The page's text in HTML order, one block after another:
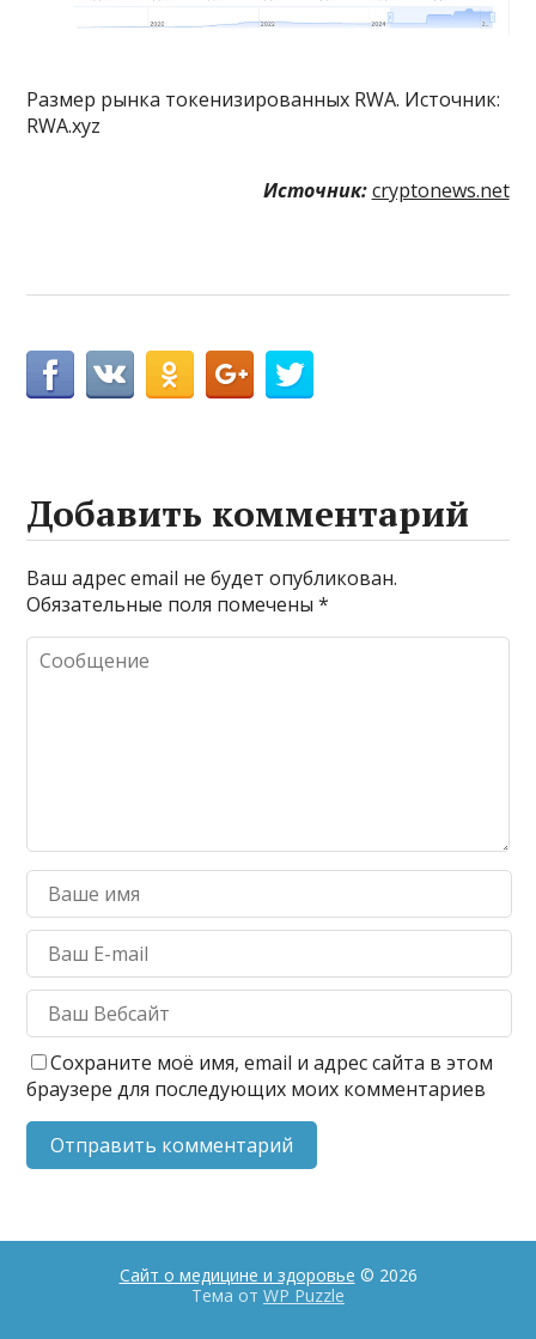
Размер рынка токенизированных RWA. Источник:
RWA.xyz
Источник: cryptonews.net
Добавить комментарий
Ваш адрес email не будет опубликован.
Обязательные поля помечены*
Сохраните моё имя, email и адрес сайта в этом
браузере для последующих моих комментариев
Сайт о медицине и здоровье © 2026
Тема от WP Puzzle